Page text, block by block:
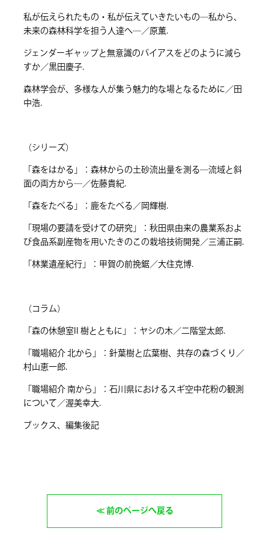
私が伝えられたもの・私が伝えていきたいもの―私から、
未来の森林科学を担う人達へ―／原薫.
ジェンダーギャップと無意識のバイアスをどのように減ら
すか／黒田慶子.
森林学会が、多様な人が集う魅力的な場となるために／田
中浩.
（シリーズ）
「森をはかる」：森林からの土砂流出量を測る―流域と斜
面の両方から―／佐藤貴紀.
「森をたべる」：鹿をたべる／岡輝樹.
「現場の要請を受けての研究」：秋田県由来の農業系およ
び食品系副産物を用いたきのこの栽培技術開発／三浦正嗣.
「林業遺産紀行」：甲賀の前挽鋸／大住克博.
（コラム）
「森の休憩室II 樹とともに」：ヤシの木／二階堂太郎.
「職場紹介 北から」：針葉樹と広葉樹、共存の森づくり／
村山恵一郎.
「職場紹介 南から」：石川県におけるスギ空中花粉の観測
について／渥美幸大.
ブックス、編集後記
前のページへ戻る